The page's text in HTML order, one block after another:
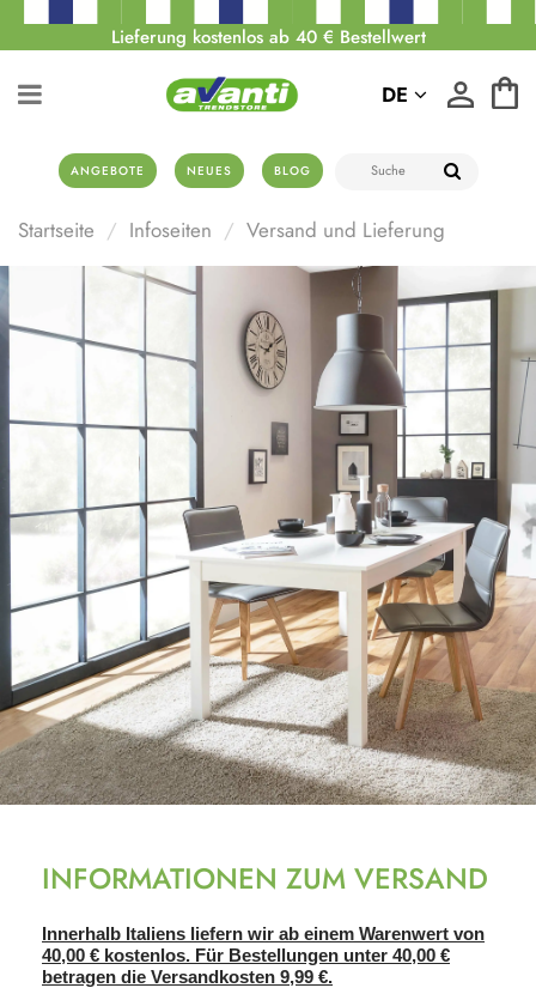
Lieferung kostenlos ab 40 € Bestellwert
ANGEBOTE NEUES BLOG
DE
Startseite Infoseiten Versand und Lieferung
INFORMATIONEN ZUM VERSAND
Innerhalb Italiens liefern wir ab einem Warenwert von
40,00 € kostenlos. Für Bestellungen unter 40,00 €
betragen die Versandkosten 9,99 €.